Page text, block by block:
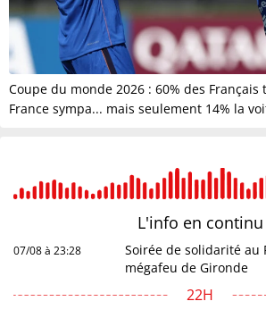
Coupe du monde 2026 : 60% des
France sympa... mais seulement 14% la
L'info en continu
07/08 à 23:28
Soirée de solidarité au
mégafeu de Gironde
22H